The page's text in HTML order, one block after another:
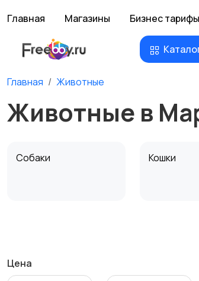
Главная Магазины Бизнес тарифы
Главная Животные
Животные в
Собаки Кошки
Цена